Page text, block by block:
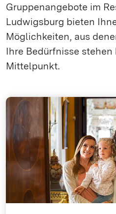
Gruppenangebote im
Ludwigsburg bieten
Möglichkeiten, aus
Ihre Bedürfnisse stehen
Mittelpunkt.